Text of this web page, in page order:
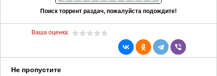
Поиск торрент раздач, пожалуйста подождите!
Ваша оценка:
Не пропустите